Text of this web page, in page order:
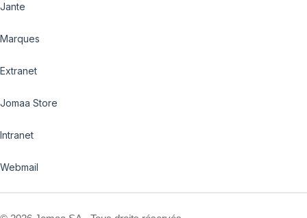
Jante
Marques
Extranet
Jomaa Store
Intranet
Webmail